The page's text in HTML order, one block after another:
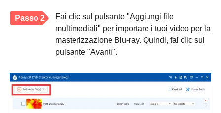
Passo 2
Fai clic sul pulsante "Aggiungi file
multimediali" per importare i tuoi video per la
masterizzazione Blu-ray. Quindi, fai clic sul
pulsante "Avanti".